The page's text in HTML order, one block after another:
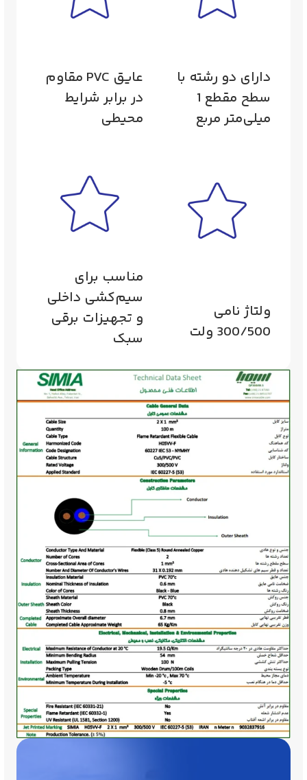
دارای دو رشته با
سطح مقطع 1
میلی‌متر مربع
عایق PVC مقاوم
در برابر شرایط
محیطی
ولتاژ نامی
300/500 ولت
مناسب برای
سیم‌کشی داخلی
و تجهیزات برقی
سبک